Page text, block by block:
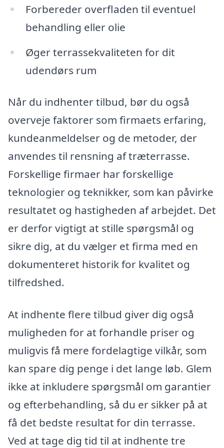
Forbereder overfladen til eventuel
behandling eller olie
Øger terrassekvaliteten for dit
udendørs rum
Når du indhenter tilbud, bør du også
overveje faktorer som firmaets erfaring,
kundeanmeldelser og de metoder, der
anvendes til rensning af træterrasse.
Forskellige firmaer har forskellige
teknologier og teknikker, som kan påvirke
resultatet og hastigheden af arbejdet. Det
er derfor vigtigt at stille spørgsmål og
sikre dig, at du vælger et firma med en
dokumenteret historik for kvalitet og
tilfredshed.
At indhente flere tilbud giver dig også
muligheden for at forhandle priser og
muligvis få mere fordelagtige vilkår, som
kan spare dig penge i det lange løb. Glem
ikke at inkludere spørgsmål om garantier
og efterbehandling, så du er sikker på at
få det bedste resultat for din terrasse.
Ved at tage dig tid til at indhente tre